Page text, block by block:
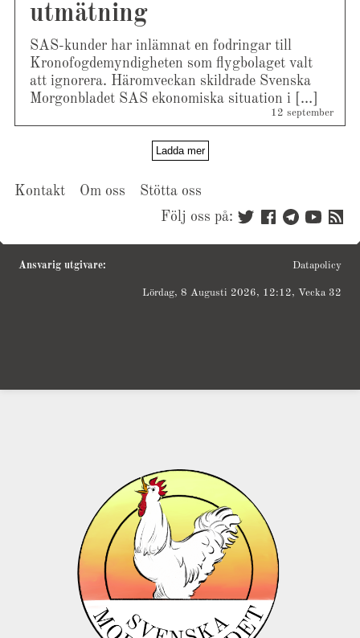
utmätning
SAS-kunder har inlämnat en fodringar till
Kronofogdemyndigheten som flygbolaget valt
att ignorera. Häromveckan skildrade Svenska
Morgonbladet SAS ekonomiska situation i […]
12 september
Ladda mer
Kontakt Om oss
Stötta oss
Följ oss på:
Ansvarig utgivare: Datapolicy
Lördag, 8 Augusti 2026, 12:12, Vecka 32